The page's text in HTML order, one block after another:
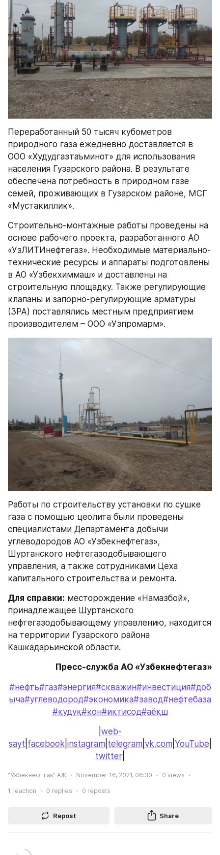
Переработанный 50 тысяч кубометров
природного газа ежедневно доставляется в
ООО «Худудгазтаъминот» для использования
населения Гузарского района. В результате
обеспечена потребность в природном газе
семей, проживающих в Гузарском районе, МСГ
«Мустакиллик».
Строительно-монтажные работы проведены на
основе рабочего проекта, разработанного АО
«УзЛИТИнефтегаз». Необходимые материально-
технические ресурсы и аппараты подготовлены
в АО «Узбекхиммаш» и доставлены на
строительную площадку. Также регулирующие
клапаны и запорно-регулирующие арматуры
(ЗРА) поставлялись местным предприятием
производителем – ООО «Узпромарм».
Работы по строительству установки по сушке
газа с помощью цеолита были проведены
специалистами Департамента добычи
углеводородов АО «Узбекнефтегаз»,
Шуртанского нефтегазодобывающего
управления, а также сотрудниками Цеха
капитального строительства и ремонта.
Для справки: месторождение «Намазбой»,
принадлежащее Шуртанского
нефтегазодобывающему управлению, находится
на территории Гузарского района
Кашкадарьинской области.
Пресс-служба АО «Узбекнефтегаз»
#нефть#газ#энергия#скважин#инвестиция#доб
ыча#углеводород#экономика#завод#нефтебаза
#қудуқ#кон#иқтисод#аёқш
web-
sayt facebook instagram telegram vk.com YouTube
twitter
“Ўзбекнефтгаз” АЖ November 16, 2021, 06:30 0 views
1 reaction 0 replies 0 reposts
Repost Share